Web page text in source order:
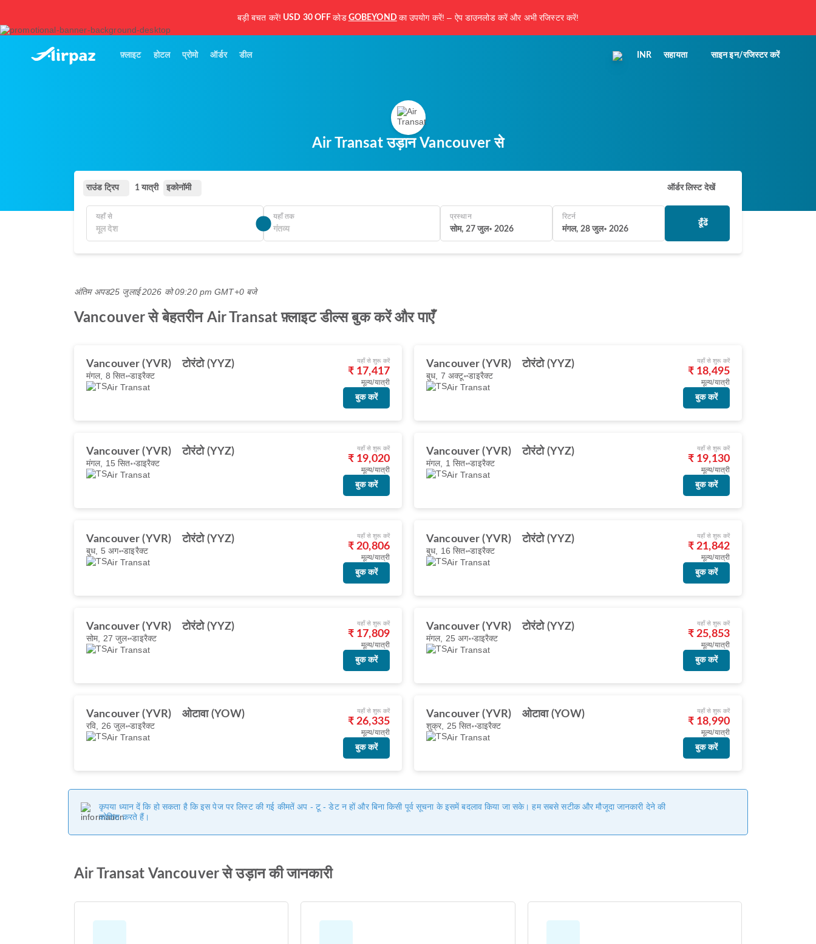
बड़ी बचत करें! USD 30 OFF कोड GOBEYOND का उपयोग करें! – ऐप डाउनलोड करें और अभी रजिस्टर करें!
फ़्लाइट होटल प्रोमो ऑर्डर डील INR सहायता साइन इन/रजिस्टर करें
Air Transat उड़ान Vancouver से
राउंड ट्रिप 1 यात्री इकोनॉमी ऑर्डर लिस्ट देखें
यहाँ से यहाँ तक
प्रस्थान
सोम, 27 जुल॰ 2026
रिटर्न
मंगल, 28 जुल॰ 2026
ढूँढें
अंतिम अपड25 जुलाई 2026 को 09:20 pm GMT+0 बजे
Vancouver से बेहतरीन Air Transat फ़्लाइट डील्स बुक करें और पाएँ
Vancouver (YVR) टोरंटो (YYZ)
मंगल, 8 सित॰डाइरैक्ट
Air Transat
यहाँ से शुरू करें
₹ 17,417
मूल्य/यात्री
बुक करें
Vancouver (YVR) टोरंटो (YYZ)
बुध, 7 अक्टू॰डाइरैक्ट
Air Transat
यहाँ से शुरू करें
₹ 18,495
मूल्य/यात्री
बुक करें
Vancouver (YVR) टोरंटो (YYZ)
मंगल, 15 सित॰ डाइरैक्ट
Air Transat
यहाँ से शुरू करें
₹ 19,020
मूल्य/यात्री
बुक करें
Vancouver (YVR) टोरंटो (YYZ)
मंगल, 1 सित॰डाइरैक्ट
Air Transat
यहाँ से शुरू करें
₹ 19,130
मूल्य/यात्री
बुक करें
Vancouver (YVR) टोरंटो (YYZ)
बुध, 5 अग॰डाइरैक्ट
Air Transat
यहाँ से शुरू करें
₹ 20,806
मूल्य/यात्री
बुक करें
Vancouver (YVR) टोरंटो (YYZ)
बुध, 16 सित॰डाइरैक्ट
Air Transat
यहाँ से शुरू करें
₹ 21,842
मूल्य/यात्री
बुक करें
Vancouver (YVR) टोरंटो (YYZ)
सोम, 27 जुल॰डाइरैक्ट
Air Transat
यहाँ से शुरू करें
₹ 17,809
मूल्य/यात्री
बुक करें
Vancouver (YVR) टोरंटो (YYZ)
मंगल, 25 अग॰ डाइरैक्ट
Air Transat
यहाँ से शुरू करें
₹ 25,853
मूल्य/यात्री
बुक करें
Vancouver (YVR) ओटावा (YOW)
रवि, 26 जुल॰डाइरैक्ट
Air Transat
यहाँ से शुरू करें
₹ 26,335
मूल्य/यात्री
बुक करें
Vancouver (YVR) ओटावा (YOW)
शुक्र, 25 सित॰ डाइरैक्ट
Air Transat
यहाँ से शुरू करें
₹ 18,990
मूल्य/यात्री
बुक करें
कृपया ध्यान दें कि हो सकता है कि इस पेज पर लिस्ट की गई कीमतें अप - टू - डेट न हों और बिना किसी पूर्व सूचना के इसमें बदलाव किया जा सके। हम सबसे सटीक और मौजूदा जानकारी देने की
कोशिश करते हैं।
Air Transat Vancouver से उड़ान की जानकारी